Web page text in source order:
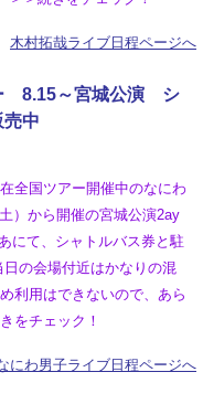
木村拓哉ライブ日程ページへ
8.15～宮城公演 シ
売中
全国ツアー開催中のなにわ
）から開催の宮城公演2ay
にて、シャトルバス券と駐
の会場付近はかなりの混
利用はできないので、あら
をチェック！
にわ男子ライブ日程ページへ